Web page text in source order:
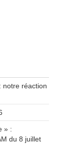
notre réaction
» :
du 8 juillet